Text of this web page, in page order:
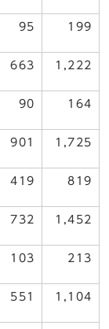
95 199
663 1,222
90 164
901 1,725
419 819
732 1,452
103 213
551 1,104